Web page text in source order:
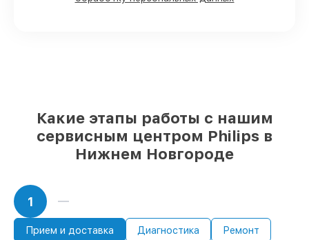
Какие этапы работы с нашим
сервисным центром Philips в
Нижнем Новгороде
1
Прием и доставка Диагностика Ремонт